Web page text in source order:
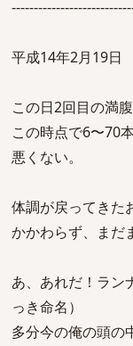
平成14年2月19
この日2回目の満
この時点で6〜70
悪くない。
体調が戻ってきた
かかわらず、まだ
あ、あれだ！ラン
っき命名）
多分今の俺の頭の